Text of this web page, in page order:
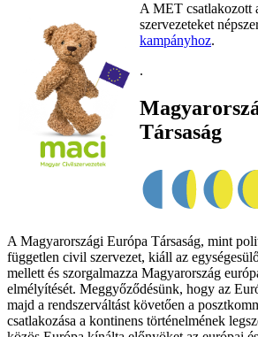
A MET csatlakozott
szervezeteket
kampányhoz.
.
Társaság
A Magyarországi Európa Társaság, mint
független civil szervezet, kiáll az
mellett és szorgalmazza Magyarország
elmélyítését. Meggyőződésünk, hogy az
majd a rendszerváltást követően a
csatlakozása a kontinens történelmének